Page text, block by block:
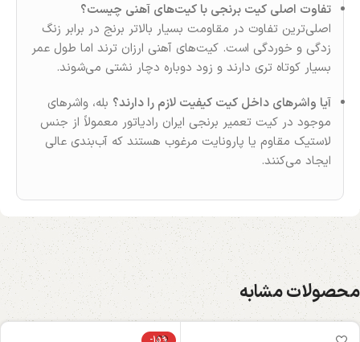
تفاوت اصلی کیت برنجی با کیت‌های آهنی چیست؟
اصلی‌ترین تفاوت در مقاومت بسیار بالاتر برنج در برابر زنگ‌
زدگی و خوردگی است. کیت‌های آهنی ارزان‌ ترند اما طول عمر
بسیار کوتاه‌ تری دارند و زود دوباره دچار نشتی می‌شوند.
آیا واشرهای داخل کیت کیفیت لازم را دارند؟ بله، واشرهای
موجود در کیت تعمیر برنجی ایران رادیاتور معمولاً از جنس
لاستیک مقاوم یا پارونایت مرغوب هستند که آب‌بندی عالی
ایجاد می‌کنند.
محصولات مشابه